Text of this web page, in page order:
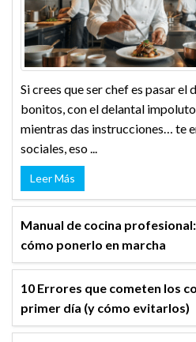
Si crees que ser chef es pasar el
bonitos, con el delantal
mientras das instrucciones… te
sociales, eso ...
Leer Más
Manual de cocina
cómo ponerlo en marcha
10 Errores que cometen los
primer día (y cómo evitarlos)